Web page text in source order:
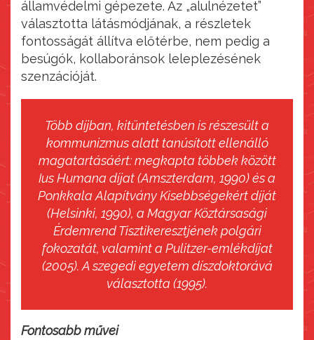
államvédelmi gépezete. Az „alulnézetet”
választotta látásmódjának, a részletek
fontosságát állítva előtérbe, nem pedig a
besúgók, kollaboránsok leleplezésének
szenzációját.
Több díjban, kitüntetésben is részesült a
kommunizmus alatt tanúsított ellenálló
magatartásáért: megkapta többek között
Ius Humana díjat (Amszterdam, 1990) és a
Ponkkala Alapítvány Kisebbségekért díját
(Helsinki, 1990), a Magyar Köztársasági
Érdemrend Tisztikeresztjének polgári
fokozatát, valamint a Pulitzer-emlékdíjat
(2005). A szegedi egyetem díszdoktorává
választotta (1995).
Fontosabb művei